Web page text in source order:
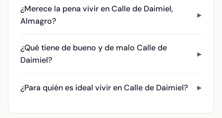
¿Merece la pena vivir en Calle de Daimiel,
Almagro?
¿Qué tiene de bueno y de malo Calle de
Daimiel?
¿Para quién es ideal vivir en Calle de Daimiel?